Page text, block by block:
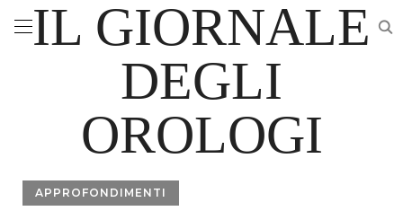
IL GIORNALE
DEGLI
OROLOGI
APPROFONDIMENTI